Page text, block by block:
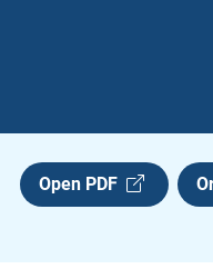
Open PDF